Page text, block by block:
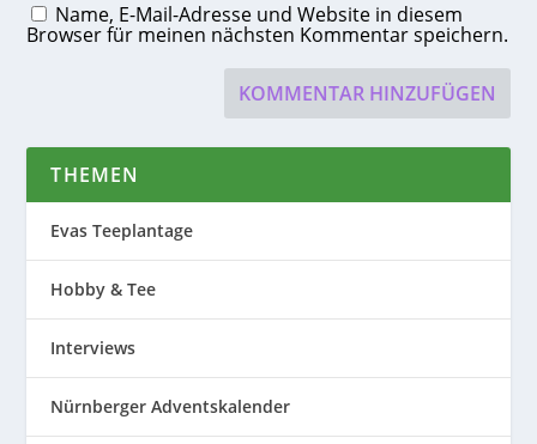
Name, E-Mail-Adresse und Website in diesem
Browser für meinen nächsten Kommentar speichern.
THEMEN
Evas Teeplantage
Hobby & Tee
Interviews
Nürnberger Adventskalender